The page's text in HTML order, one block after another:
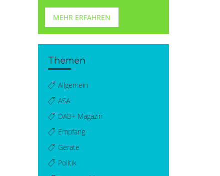
MEHR ERFAHREN
Themen
Allgemein
ASA
DAB+ Magazin
Empfang
Geräte
Politik